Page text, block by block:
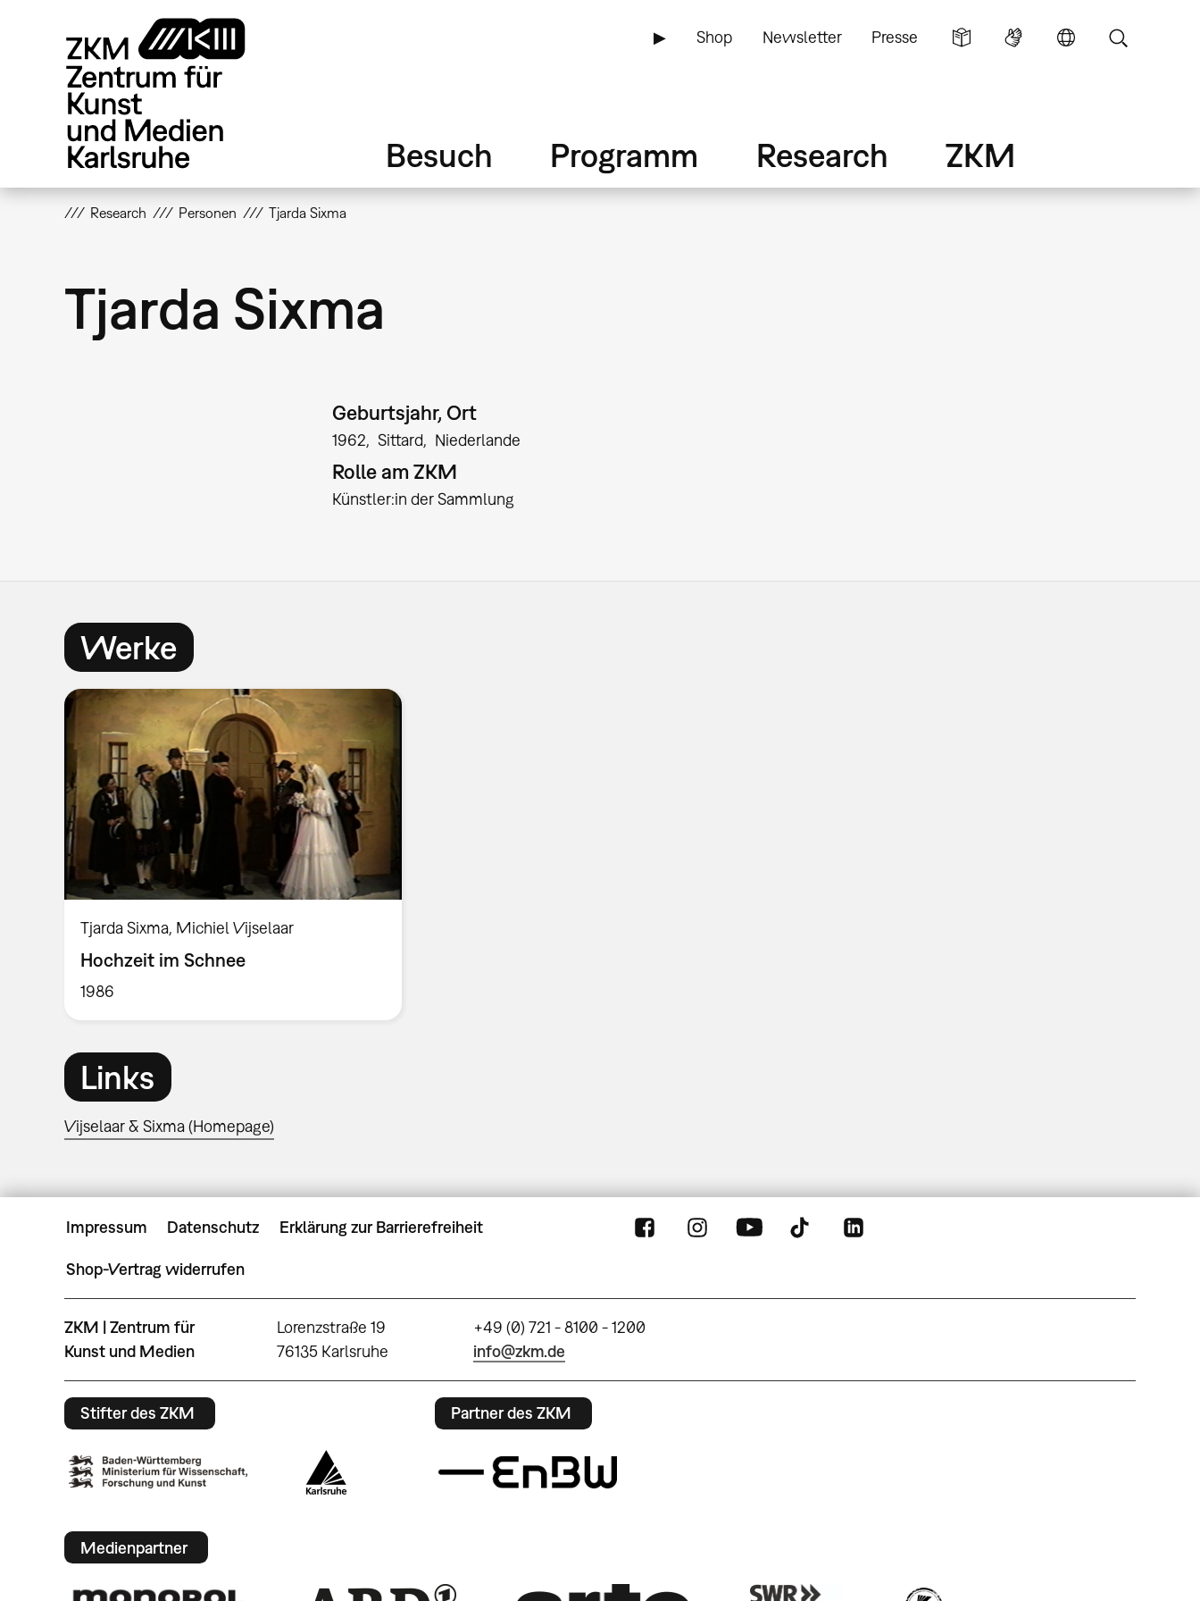
▶ Shop Newsletter Presse
Besuch Programm Research ZKM
Research Personen Tjarda Sixma
Tjarda Sixma
Geburtsjahr, Ort
1962 Sittard Niederlande
Rolle am ZKM
Künstler:in der Sammlung
Werke
Tjarda Sixma, Michiel Vijselaar
Hochzeit im Schnee
1986
Links
Vijselaar & Sixma (Homepage)
Impressum Datenschutz Erklärung zur Barrierefreiheit
Shop-Vertrag widerrufen
ZKM | Zentrum für
Kunst und Medien
Lorenzstraße 19
76135 Karlsruhe
+49 (0) 721 - 8100 - 1200
info@zkm.de
Stifter des ZKM Partner des ZKM
Medienpartner